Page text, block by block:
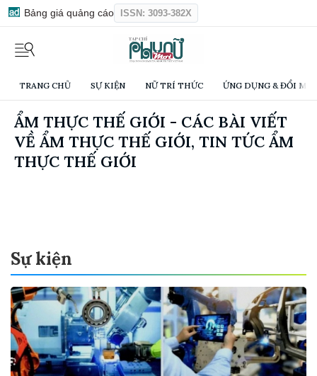
Bảng giá quảng cáo ISSN: 3093-382X
TRANG CHỦ SỰ KIỆN NỮ TRÍ THỨC ỨNG DỤNG & ĐỔI
ẨM THỰC THẾ GIỚI - CÁC BÀI VIẾT
VỀ ẨM THỰC THẾ GIỚI, TIN TỨC ẨM
THỰC THẾ GIỚI
Sự kiện